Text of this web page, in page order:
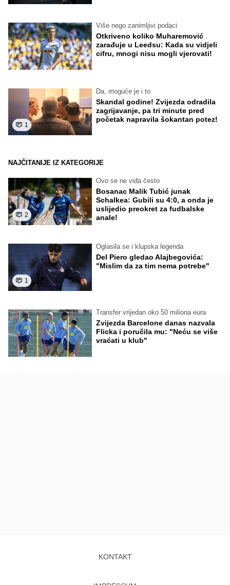
Više nego zanimljivi podaci
Otkriveno koliko Muharemović
zarađuje u Leedsu: Kada su vidjeli
cifru, mnogi nisu mogli vjerovati!
1
Da, moguće je i to
Skandal godine! Zvijezda odradila
zagrijavanje, pa tri minute pred
početak napravila šokantan potez!
NAJČITANIJE IZ KATEGORIJE
2
Ovo se ne viđa često
Bosanac Malik Tubić junak
Schalkea: Gubili su 4:0, a onda je
uslijedio preokret za fudbalske
anale!
1
Oglasila se i klupska legenda
Del Piero gledao Alajbegovića:
"Mislim da za tim nema potrebe"
Transfer vrijedan oko 50 miliona eura
Zvijezda Barcelone danas nazvala
Flicka i poručila mu: "Neću se više
vraćati u klub"
KONTAKT